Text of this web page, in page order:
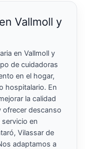
Vallmoll y
en Vallmoll y
de cuidadoras
en el hogar,
hospitalario. En
la calidad
ofrecer descanso
en
Vilassar de
adaptamos a